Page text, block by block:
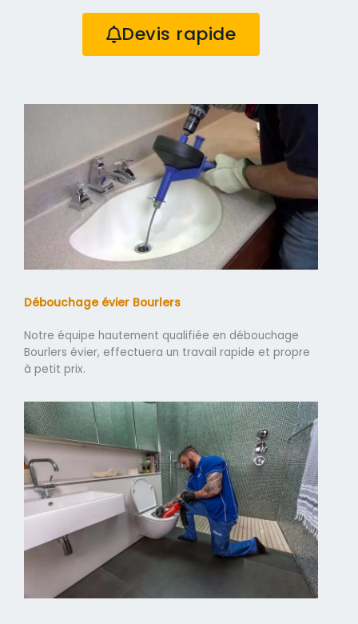
Devis rapide
Débouchage évier Bourlers
Notre équipe hautement qualifiée en débouchage
Bourlers évier, effectuera un travail rapide et propre
à petit prix.